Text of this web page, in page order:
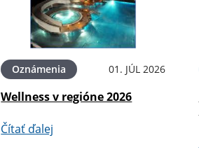
Oznámenia 01. JÚL 2026
Wellness v regióne 2026
Čítať ďalej